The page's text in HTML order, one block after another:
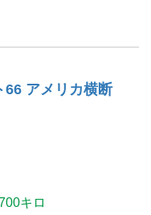
66 アメリカ横断
キロ